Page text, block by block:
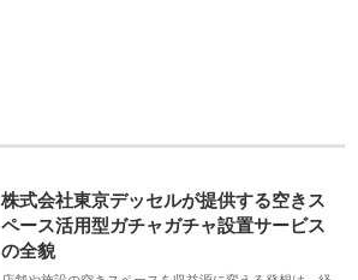
株式会社東京デッセルが提供する空きス
ペース活用型ガチャガチャ設置サービス
の全貌